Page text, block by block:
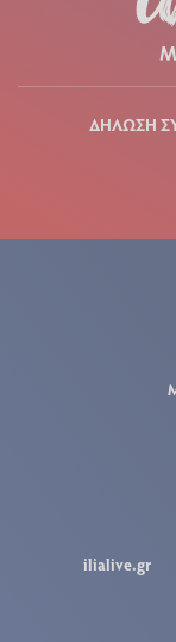
ΔΗΛΩΣΗ
ilialive.gr